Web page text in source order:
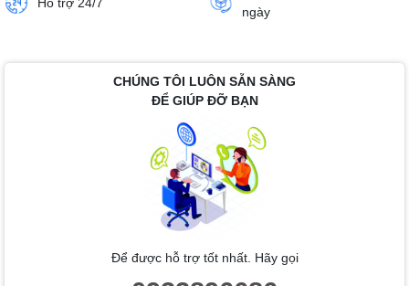
ngày
CHÚNG TÔI LUÔN SẴN SÀNG
ĐỂ GIÚP ĐỠ BẠN
Để được hỗ trợ tốt nhất. Hãy gọi